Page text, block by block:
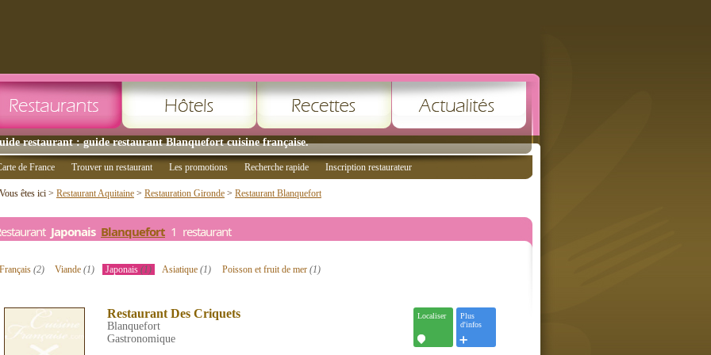
restaurant : guide restaurant Blanquefort cuisine française.
de France Trouver un restaurant Les promotions Recherche rapide Inscription restaurateur
Vous êtes ici > Restaurant Aquitaine > Restauration Gironde > Restaurant Blanquefort
Japonais Blanquefort 1 restaurant
Français (2) Viande(1) Japonais (1) Asiatique(1) Poisson et fruit de mer (1)
Restaurant Des Criquets
Blanquefort
Gastronomique
Plus
d'infos
Localiser